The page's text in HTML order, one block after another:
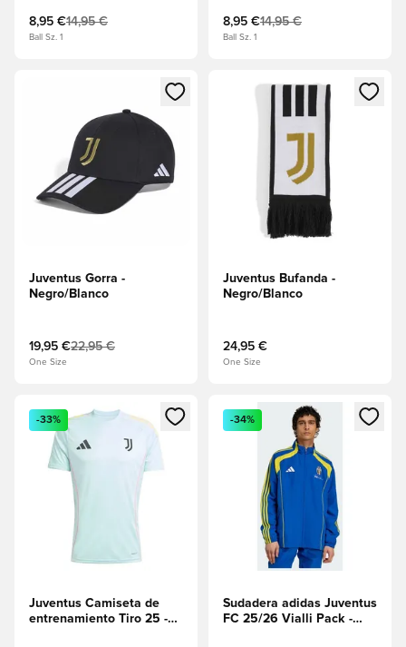
8,95 €14,95 €
Ball Sz. 1
8,95 €14,95 €
Ball Sz. 1
Abre un modal para iniciar sesión o registrarse como
Juventus Gorra -
Negro/Blanco
19,95 €22,95 €
One Size
Abre un modal para iniciar
Juventus Bufanda -
Negro/Blanco
24,95 €
One Size
Abre un modal para iniciar sesión o registrarse como
-33%
Juventus Camiseta de
entrenamiento Tiro 25 -
Abre un modal para iniciar
-34%
Sudadera adidas Juventus
FC 25/26 Vialli Pack -